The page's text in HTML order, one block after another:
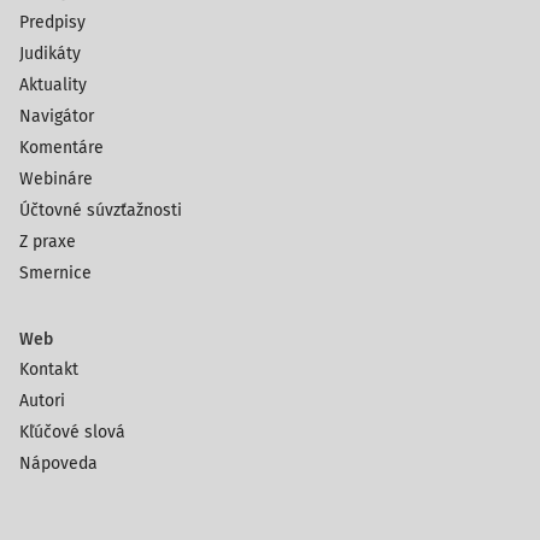
Predpisy
Judikáty
Aktuality
Navigátor
Komentáre
Webináre
Účtovné súvzťažnosti
Z praxe
Smernice
Web
Kontakt
Autori
Kľúčové slová
Nápoveda